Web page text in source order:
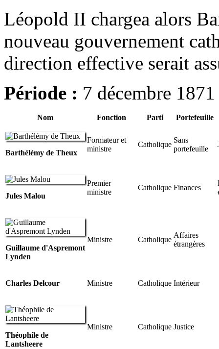
Léopold II chargea alors
nouveau gouvernement
direction effective serait
Période : 7 décembre
Nom Fonction Parti Portefeuille
Barthélémy de Theux
Formateur et
ministre
Catholique
Sans
portefeuille
Jules Malou
Premier
ministre
Catholique Finances
Guillaume d'Aspremont
Lynden
Ministre Catholique
Affaires
étrangères
Charles Delcour Ministre Catholique Intérieur
Théophile de
Lantsheere
Ministre Catholique Justice